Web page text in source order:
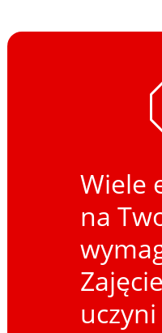
Wiele
na